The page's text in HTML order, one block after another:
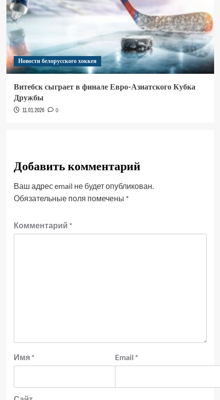
Новости белорусского хоккея
Витебск сыграет в финале Евро-Азиатского Кубка
Дружбы
11.01.2026 0
Добавить комментарий
Ваш адрес email не будет опубликован.
Обязательные поля помечены *
Комментарий *
Имя * Email *